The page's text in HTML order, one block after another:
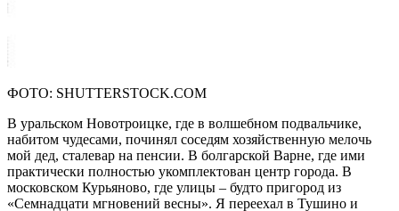
ФОТО: SHUTTERSTOCK.COM
В уральском Новотроицке, где в волшебном подвальчике,
набитом чудесами, починял соседям хозяйственную мелочь
мой дед, сталевар на пенсии. В болгарской Варне, где ими
практически полностью укомплектован центр города. В
московском Курьяново, где улицы – будто пригород из
«Семнадцати мгновений весны». Я переехал в Тушино и